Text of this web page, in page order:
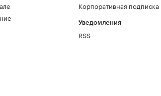
Корпоративная подписка
Уведомления
RSS